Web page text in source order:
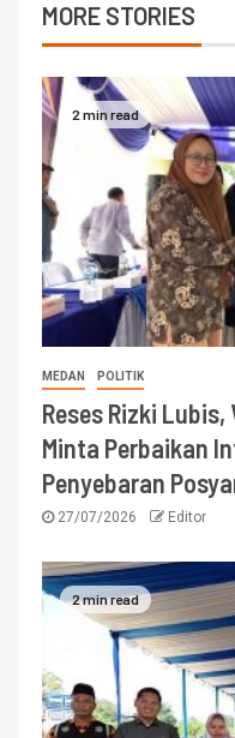
MORE STORIES
2 min read
MEDAN POLITIK
Reses Rizki
Minta Perbaikan
Penyebaran
27/07/2026 Editor
2 min read